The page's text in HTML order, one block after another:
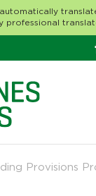
professional
Provisions